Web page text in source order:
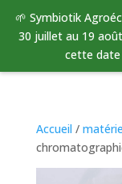
🌱 Symbiotik
30 juillet au 19
cette date
Accueil /